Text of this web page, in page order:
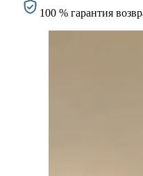
100 % гарантия